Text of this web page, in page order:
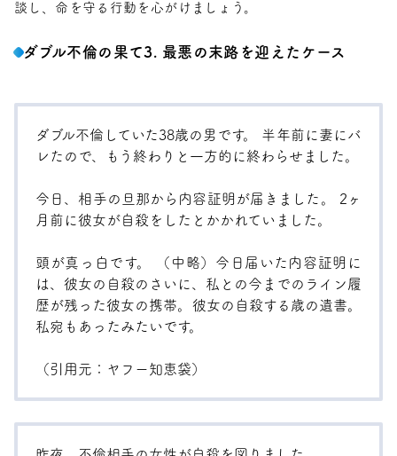
談し、命を守る行動を心がけましょう。
ダブル不倫の果て3. 最悪の末路を迎えたケース
ダブル不倫していた38歳の男です。 半年前に妻にバ
レたので、もう終わりと一方的に終わらせました。
今日、相手の旦那から内容証明が届きました。 2ヶ
月前に彼女が自殺をしたとかかれていました。
頭が真っ白です。 （中略）今日届いた内容証明に
は、彼女の自殺のさいに、私との今までのライン履
歴が残った彼女の携帯。彼女の自殺する歳の遺書。
私宛もあったみたいです。
（引用元： ヤフー知恵袋）